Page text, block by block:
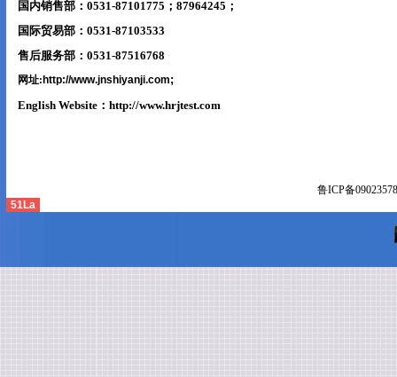
国内销售部：0531-87101775；87964245；
国际贸易部：0531-87103533
售后服务部：0531-87516768
网址: http://www.jnshiyanji.com;
English Website： http://www.hrjtest.com
鲁ICP备09023578
51La